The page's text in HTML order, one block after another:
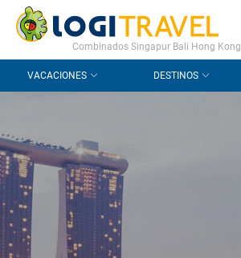
CONTACTO PREGUNTAS FRECUENTES
Combinados Singapur Bali Hong Kong
VACACIONES DESTINOS